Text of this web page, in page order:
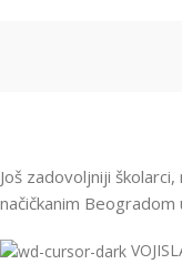
Još zadovoljniji
načičkanim Beogradom